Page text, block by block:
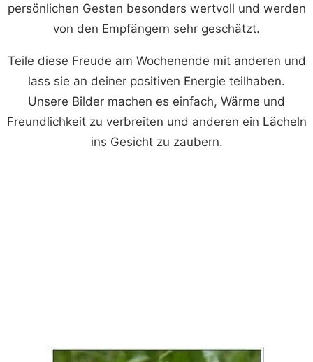
persönlichen Gesten besonders wertvoll und werden
von den Empfängern sehr geschätzt.
Teile diese Freude am Wochenende mit anderen und
lass sie an deiner positiven Energie teilhaben.
Unsere Bilder machen es einfach, Wärme und
Freundlichkeit zu verbreiten und anderen ein Lächeln
ins Gesicht zu zaubern.